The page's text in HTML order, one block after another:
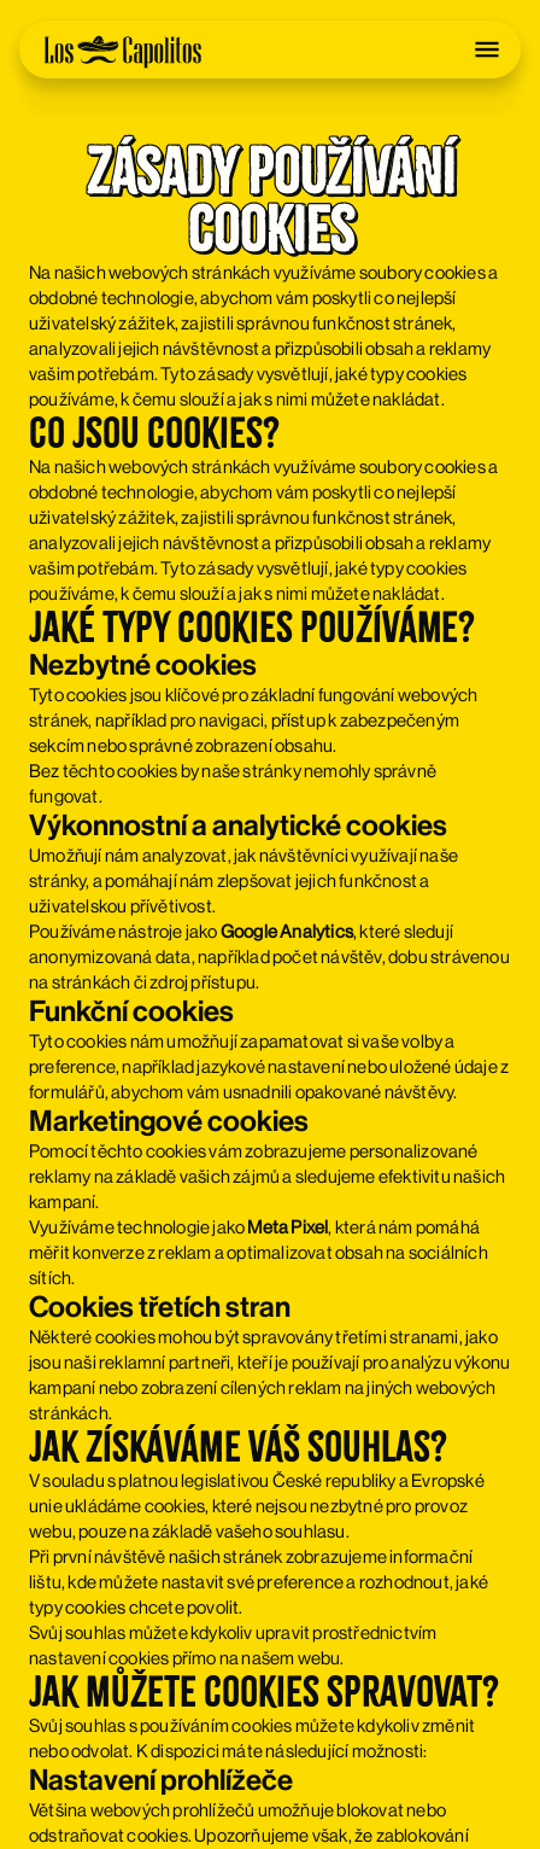
Zásady používání
cookies
Na našich webových stránkách využíváme soubory cookies a
obdobné technologie, abychom vám poskytli co nejlepší
uživatelský zážitek, zajistili správnou funkčnost stránek,
analyzovali jejich návštěvnost a přizpůsobili obsah a reklamy
vašim potřebám. Tyto zásady vysvětlují, jaké typy cookies
používáme, k čemu slouží a jak s nimi můžete nakládat.
Co jsou cookies?
Na našich webových stránkách využíváme soubory cookies a
obdobné technologie, abychom vám poskytli co nejlepší
uživatelský zážitek, zajistili správnou funkčnost stránek,
analyzovali jejich návštěvnost a přizpůsobili obsah a reklamy
vašim potřebám. Tyto zásady vysvětlují, jaké typy cookies
používáme, k čemu slouží a jak s nimi můžete nakládat.
Jaké typy cookies používáme?
Nezbytné cookies
Tyto cookies jsou klíčové pro základní fungování webových
stránek, například pro navigaci, přístup k zabezpečeným
sekcím nebo správné zobrazení obsahu.
Bez těchto cookies by naše stránky nemohly správně
fungovat.
Výkonnostní a analytické cookies
Umožňují nám analyzovat, jak návštěvníci využívají naše
stránky, a pomáhají nám zlepšovat jejich funkčnost a
uživatelskou přívětivost.
Používáme nástroje jakoGoogle Analytics, které sledují
anonymizovaná data, například počet návštěv, dobu strávenou
na stránkách či zdroj přístupu.
Funkční cookies
Tyto cookies nám umožňují zapamatovat si vaše volby a
preference, například jazykové nastavení nebo uložené údaje z
formulářů, abychom vám usnadnili opakované návštěvy.
Marketingové cookies
Pomocí těchto cookies vám zobrazujeme personalizované
reklamy na základě vašich zájmů a sledujeme efektivitu našich
kampaní.
Využíváme technologie jakoMeta Pixel, která nám pomáhá
měřit konverze z reklam a optimalizovat obsah na sociálních
sítích.
Cookies třetích stran
Některé cookies mohou být spravovány třetími stranami, jako
jsou naši reklamní partneři, kteří je používají pro analýzu výkonu
kampaní nebo zobrazení cílených reklam na jiných webových
stránkách.
Jak získáváme váš souhlas?
V souladu s platnou legislativou České republiky a Evropské
unie ukládáme cookies, které nejsou nezbytné pro provoz
webu, pouze na základě vašeho souhlasu.
Při první návštěvě našich stránek zobrazujeme informační
lištu, kde můžete nastavit své preference a rozhodnout, jaké
typy cookies chcete povolit.
Svůj souhlas můžete kdykoliv upravit prostřednictvím
nastavení cookies přímo na našem webu.
Jak můžete cookies spravovat?
Svůj souhlas s používáním cookies můžete kdykoliv změnit
nebo odvolat. K dispozici máte následující možnosti:
Nastavení prohlížeče
Většina webových prohlížečů umožňuje blokovat nebo
odstraňovat cookies. Upozorňujeme však, že zablokování